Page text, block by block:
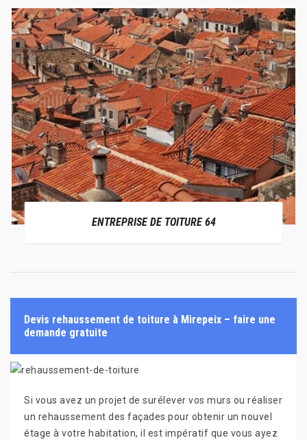
ENTREPRISE DE TOITURE 64
Devis rehaussement de toiture à Mirepeix – faire une
demande gratuite
Si vous avez un projet de surélever vos murs ou réaliser
un rehaussement des façades pour obtenir un nouvel
étage à votre habitation, il est impératif que vous ayez